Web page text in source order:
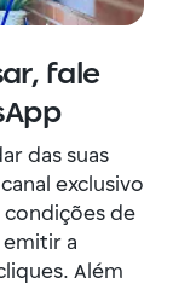
fale
das suas
exclusivo
condições de
emitir a
Além